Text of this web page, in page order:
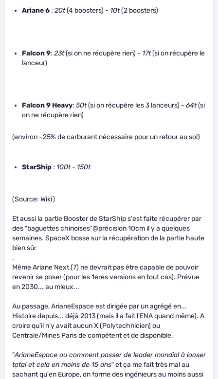
Ariane 6 : 20t(4 boosters) - 10t(2 boosters)
Falcon 9: 23t(si on ne récupère rien) - 17t(si on récupère le
lanceur)
Falcon 9 Heavy: 50t(si on récupère les 3 lanceurs) - 64t(si
on ne récupère rien)
(environ ~25% de carburant nécessaire pour un retour au sol)
StarShip : 100t- 150t
(Source: Wiki)
Et aussi la partie Booster de StarShip s'est faite récupérer par
des "baguettes chinoises"@précision 10cm il y a quelques
semaines. SpaceX bosse sur la récupération de la partie haute
bien sûr
.
Même Ariane Next (7) ne devrait pas être capable de pouvoir
revenir se poser (pour les 1eres versions en tout cas). Prévue
en 2030... au mieux...
Au passage, ArianeEspace est dirigée par un agrégé en...
Histoire depuis... déjà 2013 (mais il a fait l'ENA quand même). A
croire qu'il n'y avait aucun X (Polytechnicien) ou
Centrale/Mines Paris de compétent et de disponible.
"ArianeEspace ou comment passer de leader mondial à looser
total et cela en moins de 15 ans" et ça me fait très mal au
sachant qu'en Europe, on forme des ingénieurs au moins aussi